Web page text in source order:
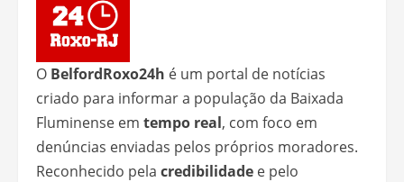
O BelfordRoxo24h é um portal de notícias
criado para informar a população da Baixada
Fluminense em tempo real, com foco em
denúncias enviadas pelos próprios moradores.
Reconhecido pela credibilidade e pelo